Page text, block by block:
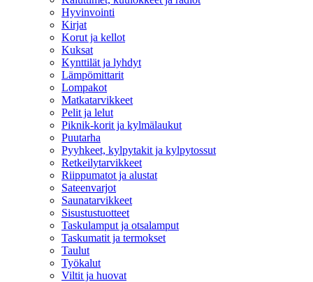
Hyvinvointi
Kirjat
Korut ja kellot
Kuksat
Kynttilät ja lyhdyt
Lämpömittarit
Lompakot
Matkatarvikkeet
Pelit ja lelut
Piknik-korit ja kylmälaukut
Puutarha
Pyyhkeet, kylpytakit ja kylpytossut
Retkeilytarvikkeet
Riippumatot ja alustat
Sateenvarjot
Saunatarvikkeet
Sisustustuotteet
Taskulamput ja otsalamput
Taskumatit ja termokset
Taulut
Työkalut
Viltit ja huovat